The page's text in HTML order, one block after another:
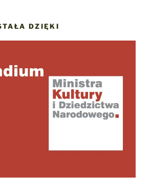
DZIĘKI